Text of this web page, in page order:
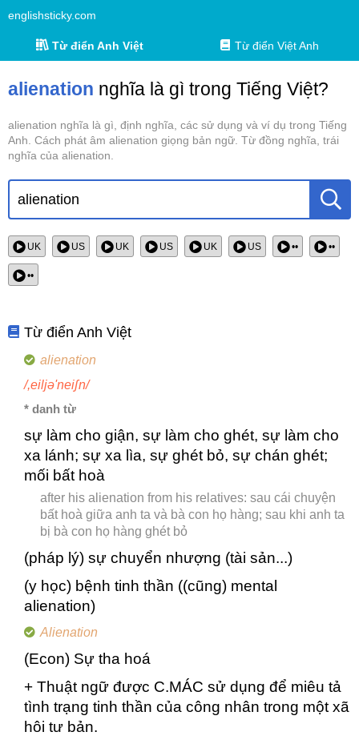
englishsticky.com
Từ điển Anh Việt Từ điển Việt Anh
alienation nghĩa là gì trong Tiếng Việt?
alienation nghĩa là gì, định nghĩa, các sử dụng và ví dụ trong Tiếng
Anh. Cách phát âm alienation giọng bản ngữ. Từ đồng nghĩa, trái
nghĩa của alienation.
UK US UK US UK US •• ••
••
Từ điển Anh Việt
alienation
/,eiljə'neiʃn/
* danh từ
sự làm cho giận, sự làm cho ghét, sự làm cho
xa lánh; sự xa lìa, sự ghét bỏ, sự chán ghét;
mối bất hoà
after his alienation from his relatives: sau cái chuyện
bất hoà giữa anh ta và bà con họ hàng; sau khi anh ta
bị bà con họ hàng ghét bỏ
(pháp lý) sự chuyển nhượng (tài sản...)
(y học) bệnh tinh thần ((cũng) mental
alienation)
Alienation
(Econ) Sự tha hoá
+ Thuật ngữ được C.MÁC sử dụng để miêu tả
tình trạng tinh thần của công nhân trong một xã
hôi tư bản.